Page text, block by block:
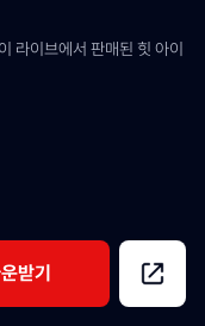
라이브에서 판매된 힛 아이
받기